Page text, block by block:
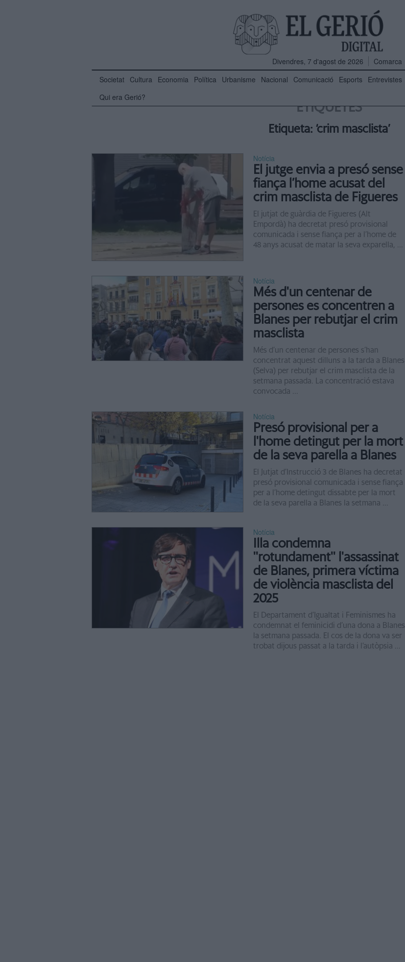
Divendres, 7 d'agost de 2026
Comarca
Societat Cultura Economia Política Urbanisme Nacional Comunicació Esports Entrevistes
Qui era Gerió?
ETIQUETES
Etiqueta: ‘crim masclista’
Notícia
El jutge envia a presó sense
fiança l’home acusat del
crim masclista de Figueres
El jutjat de guàrdia de Figueres (Alt
Empordà) ha decretat presó provisional
comunicada i sense fiança per a l’home de
48 anys acusat de matar la seva exparella, ...
Notícia
Més d'un centenar de
persones es concentren a
Blanes per rebutjar el crim
masclista
Més d’un centenar de persones s’han
concentrat aquest dilluns a la tarda a Blanes
(Selva) per rebutjar el crim masclista de la
setmana passada. La concentració estava
convocada ...
Notícia
Presó provisional per a
l'home detingut per la mort
de la seva parella a Blanes
El Jutjat d’Instrucció 3 de Blanes ha decretat
presó provisional comunicada i sense fiança
per a l’home detingut dissabte per la mort
de la seva parella a Blanes la setmana ...
Notícia
Illa condemna
''rotundament'' l'assassinat
de Blanes, primera víctima
de violència masclista del
2025
El Departament d’Igualtat i Feminismes ha
condemnat el feminicidi d’una dona a Blanes
la setmana passada. El cos de la dona va ser
trobat dijous passat a la tarda i l’autòpsia ...